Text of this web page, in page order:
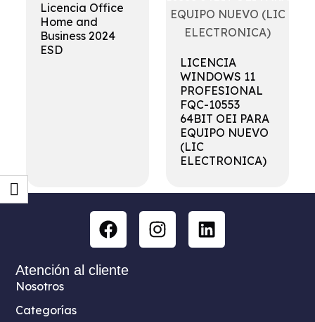
Licencia Office
Home and
Business 2024
ESD
LICENCIA
WINDOWS 11
PROFESIONAL
FQC-10553
64BIT OEI PARA
EQUIPO NUEVO
(LIC
ELECTRONICA)
Atención al cliente
Nosotros
Categorías